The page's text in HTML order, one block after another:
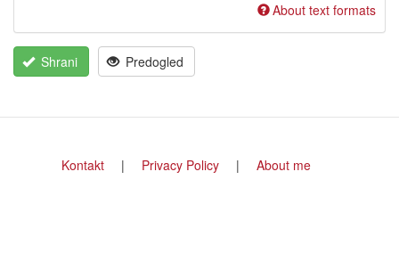
About text formats
Shrani Predogled
FooterKontakt Privacy Policy About me